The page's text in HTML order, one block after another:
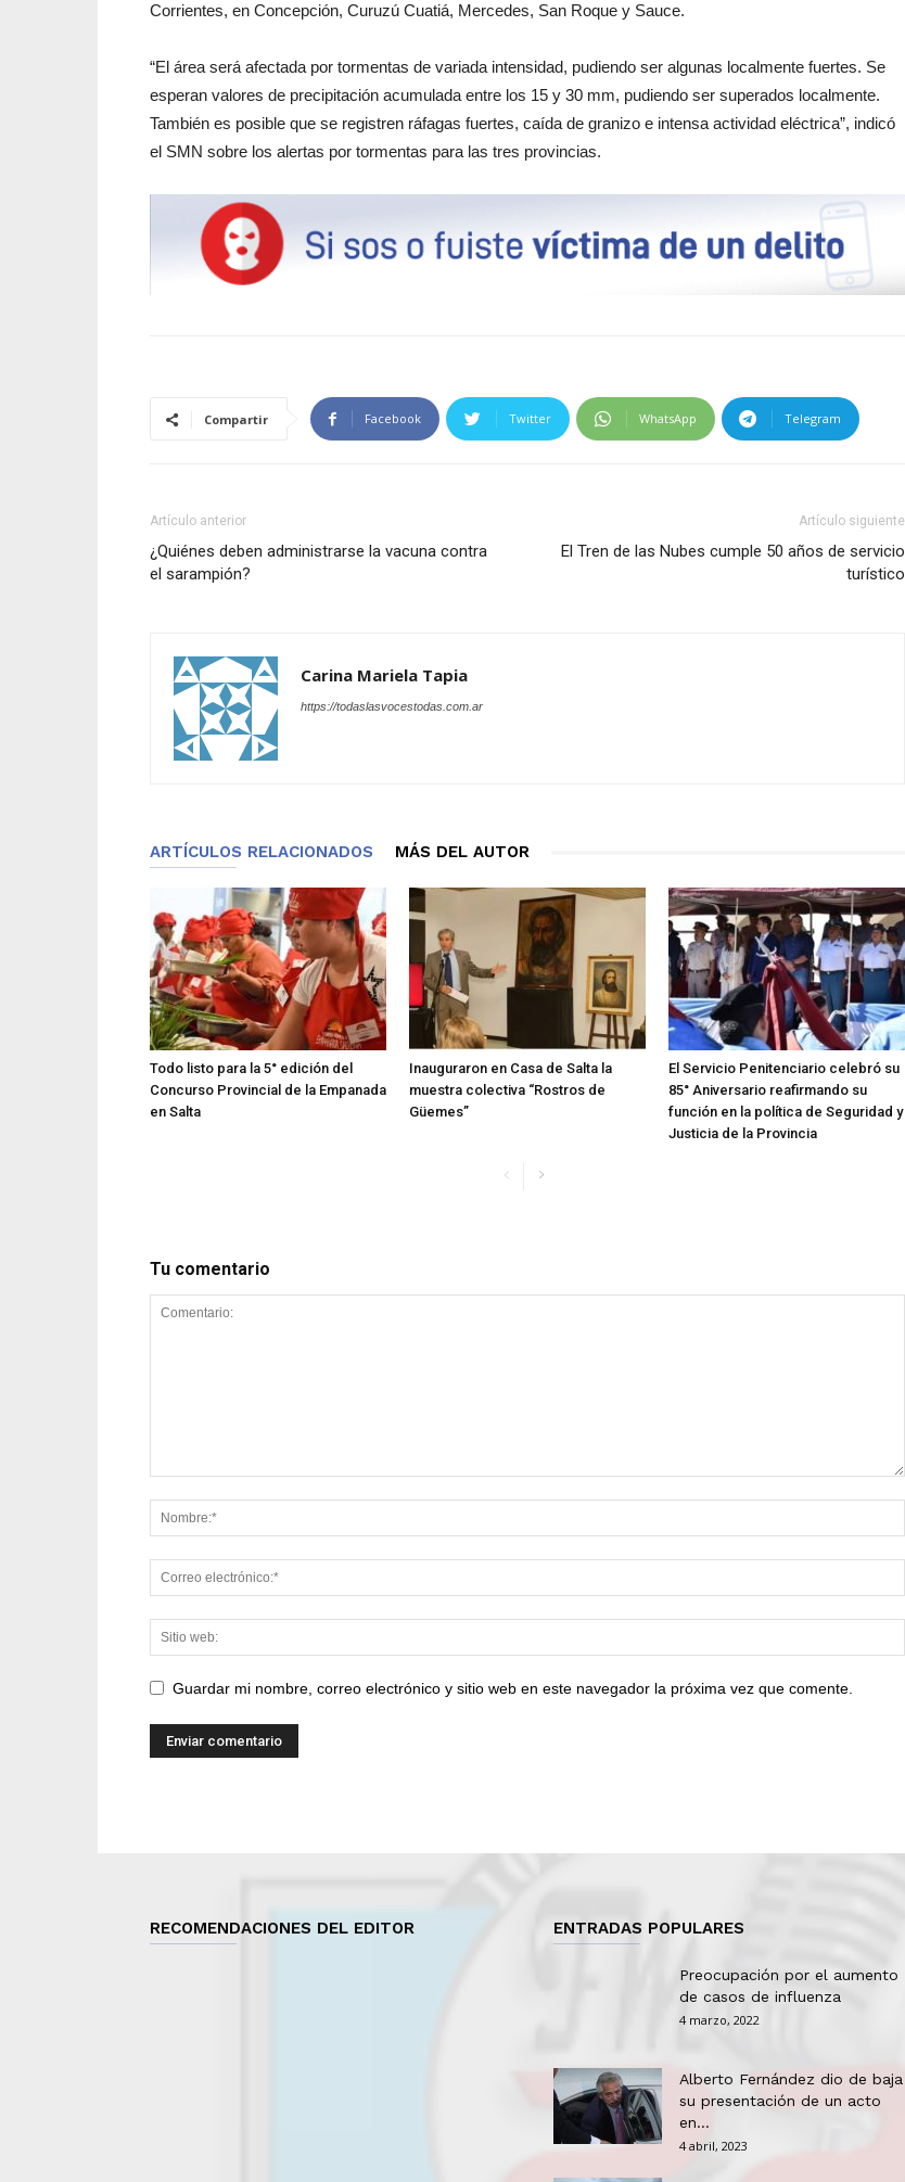
Corrientes, en Concepción, Curuzú Cuatiá, Mercedes, San Roque y Sauce.
“El área será afectada por tormentas de variada intensidad, pudiendo ser algunas localmente fuertes. Se
esperan valores de precipitación acumulada entre los 15 y 30 mm, pudiendo ser superados localmente.
También es posible que se registren ráfagas fuertes, caída de granizo e intensa actividad eléctrica”, indicó
el SMN sobre los alertas por tormentas para las tres provincias.
Compartir Facebook Twitter WhatsApp Telegram
Artículo anterior
¿Quiénes deben administrarse la vacuna contra
el sarampión?
Artículo siguiente
El Tren de las Nubes cumple 50 años de servicio
turístico
Carina Mariela Tapia
https://todaslasvocestodas.com.ar
ARTÍCULOS RELACIONADOS MÁS DEL AUTOR
Todo listo para la 5° edición del
Concurso Provincial de la Empanada
en Salta
Inauguraron en Casa de Salta la
muestra colectiva “Rostros de
Güemes”
El Servicio Penitenciario celebró su
85° Aniversario reafirmando su
función en la política de Seguridad y
Justicia de la Provincia
Tu comentario
Guardar mi nombre, correo electrónico y sitio web en este navegador la próxima vez que comente.
RECOMENDACIONES DEL EDITOR ENTRADAS POPULARES
Preocupación por el aumento
de casos de influenza
4 marzo, 2022
Alberto Fernández dio de baja
su presentación de un acto
en...
4 abril, 2023